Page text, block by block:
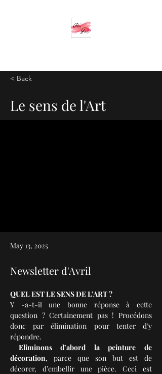
< Back
Le sens de l'Art
May 13, 2025
Newsletter d'Avril
QUEL EST LE SENS DE L’ART ?
Y -a-t-il une bonne réponse à cette
question ? Certainement pas ! Procédons
donc par élimination pour tenter d’y
répondre.
Eliminons d’abord la peinture de
décoration, parce que son but est de
décorer, d’embellir une pièce. Ceci est